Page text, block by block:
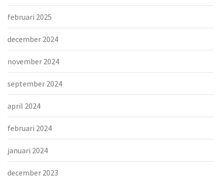
februari 2025
december 2024
november 2024
september 2024
april 2024
februari 2024
januari 2024
december 2023